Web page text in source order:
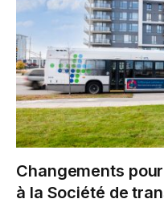
Changements
à la Société de